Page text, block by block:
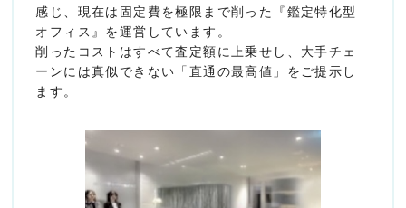
感じ、現在は固定費を極限まで削った『鑑定特化型
オフィス』を運営しています。
削ったコストはすべて査定額に上乗せし、大手チェ
ーンには真似できない「直通の最高値」をご提示し
ます。